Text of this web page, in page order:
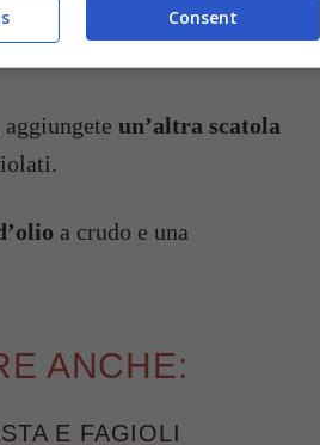
confezione della pasta a
un’altra scatola
a crudo e una
ANCHE:
E FAGIOLI
Consent